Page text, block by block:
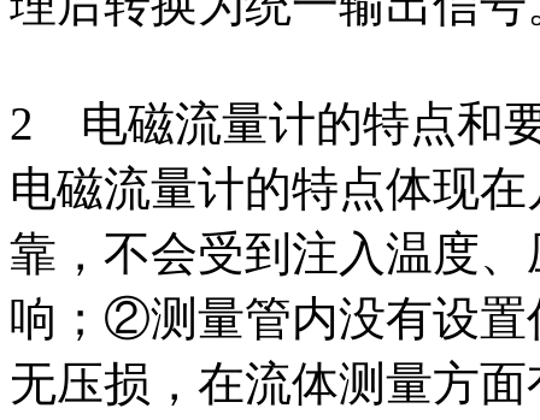
2 电磁流量计的特点和
电磁流量计的特点体现
靠，不会受到注入温度
响；②测量管内没有设置
无压损，在流体测量方